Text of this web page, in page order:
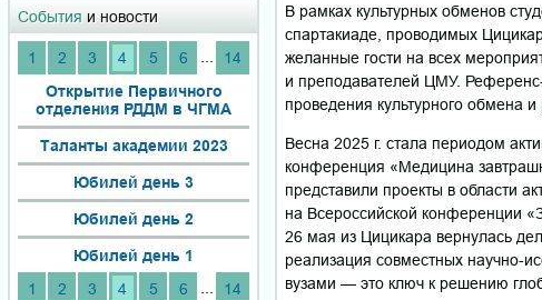
События и новости
1 2 3 4 5 6 ...
14
Открытие Первичного
отделения РДДМ в ЧГМА
Таланты академии 2023
Юбилей день 3
Юбилей день 2
Юбилей день 1
1
2 3 4 5 6 ... 14
В рамках культурных обменов
спартакиаде, проводимых
желанные гости на всех
и преподавателей ЦМУ.
проведения культурного обмена
Весна 2025 г. стала периодом
конференция «Медицина
представили проекты в области
на Всероссийской конференции
26 мая из Цицикара вернулась
реализация совместных научно-
вузами — это ключ к решению